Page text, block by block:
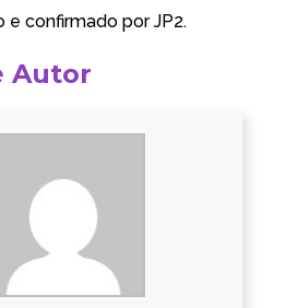
e confirmado por JP2.
Autor